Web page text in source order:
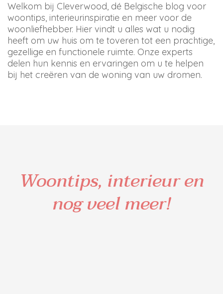
Welkom bij Cleverwood, dé Belgische blog voor
woontips, interieurinspiratie en meer voor de
woonliefhebber. Hier vindt u alles wat u nodig
heeft om uw huis om te toveren tot een prachtige,
gezellige en functionele ruimte. Onze experts
delen hun kennis en ervaringen om u te helpen
bij het creëren van de woning van uw dromen.
Woontips, interieur en
nog veel meer!